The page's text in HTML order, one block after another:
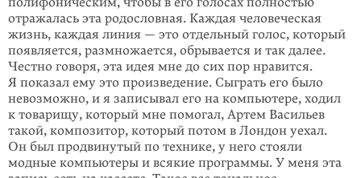
отражалась эта родословная. Каждая человеческая
жизнь, каждая линия — это отдельный голос, который
появляется, размножается, обрывается и так далее.
Честно говоря, эта идея мне до сих пор нравится.
Я показал ему это произведение. Сыграть его было
невозможно, и я записывал его на компьютере, ходил
к товарищу, который мне помогал, Артем Васильев
такой, композитор, который потом в Лондон уехал.
Он был продвинутый по технике, у него стояли
модные компьютеры и всякие программы. У меня эта